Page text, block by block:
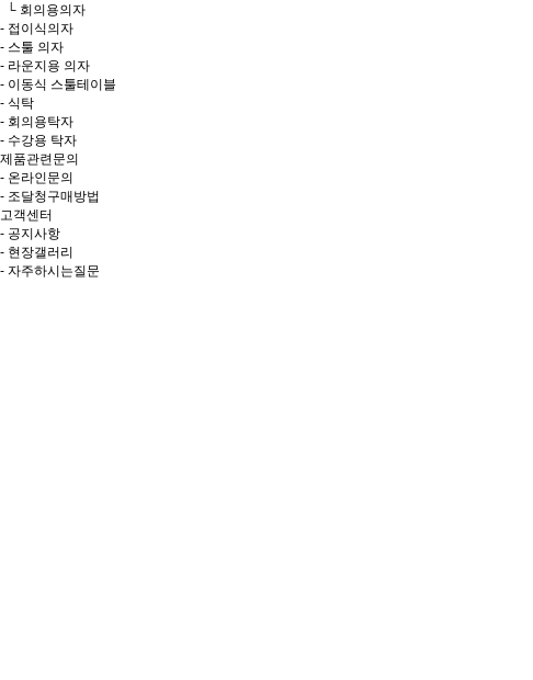
└ 회의용의자
- 접이식의자
- 스툴 의자
- 라운지용 의자
- 이동식 스툴테이블
- 식탁
- 회의용탁자
- 수강용 탁자
제품관련문의
- 온라인문의
- 조달청구매방법
고객센터
- 공지사항
- 현장갤러리
- 자주하시는질문